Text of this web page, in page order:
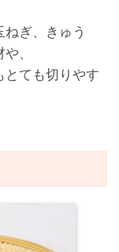
ぎ、きゅう
、
とても切りやす